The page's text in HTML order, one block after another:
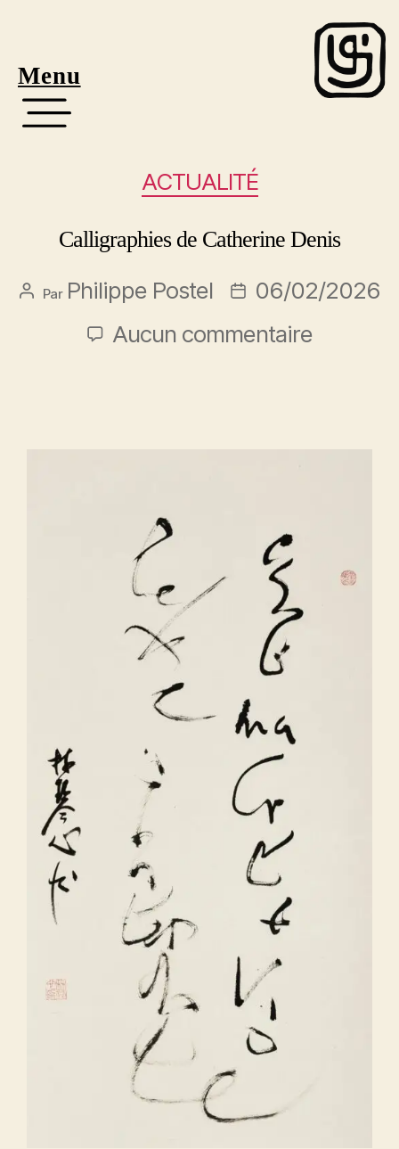
Menu
ACTUALITÉ
Calligraphies de Catherine Denis
Par Philippe Postel
06/02/2026
Aucun commentaire